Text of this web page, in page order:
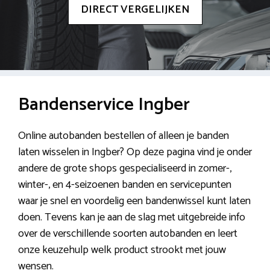
DIRECT VERGELIJKEN
Bandenservice Ingber
Online autobanden bestellen of alleen je banden
laten wisselen in Ingber? Op deze pagina vind je onder
andere de grote shops gespecialiseerd in zomer-,
winter-, en 4-seizoenen banden en servicepunten
waar je snel en voordelig een bandenwissel kunt laten
doen. Tevens kan je aan de slag met uitgebreide info
over de verschillende soorten autobanden en leert
onze keuzehulp welk product strookt met jouw
wensen.